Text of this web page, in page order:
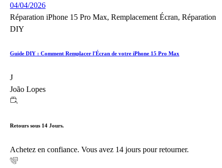
04/04/2026
Réparation iPhone 15 Pro Max, Remplacement Écran, Réparation
DIY
Guide DIY : Comment Remplacer l'Écran de votre iPhone 15 Pro Max
J
João Lopes
Retours sous 14 Jours.
Achetez en confiance. Vous avez 14 jours pour retourner.